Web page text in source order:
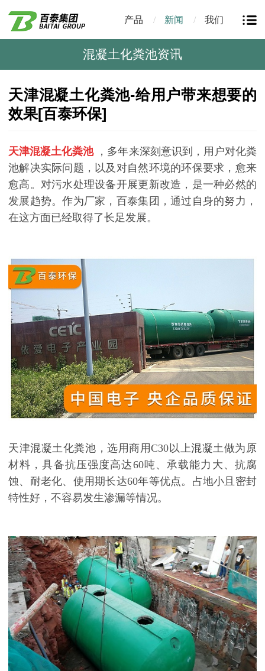
产品 新闻 我们
混凝土化粪池资讯
天津混凝土化粪池-给用户带来想要的
效果[百泰环保]
天津混凝土化粪池
，多年来深刻意识到，用户对化粪
池解决实际问题，以及对自然环境的环保要求，愈来
愈高。对污水处理设备开展更新改造，是一种必然的
发展趋势。作为厂家，百泰集团，通过自身的努力，
在这方面已经取得了长足发展。
天津混凝土化粪池，选用商用C30 以上混凝土做为原
材料，具备抗压强度高达60吨、承载能力大、抗腐
蚀、耐老化、使用期长达60年等优点。占地小且密封
特性好，不容易发生渗漏等情况。